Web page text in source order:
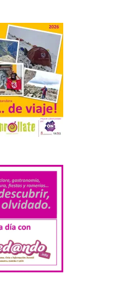
su
de
de
22 de julio al 4
de 2026.
de agosto de
Comisión
normas de su
un
que hace que el
avión